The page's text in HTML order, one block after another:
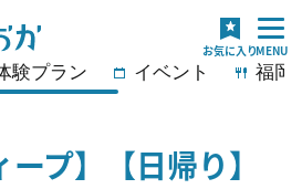
験プラン イベント 福岡
ープ】【日帰り】